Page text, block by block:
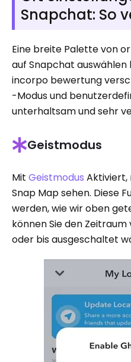
Snapchat: So
Eine breite Palette von
auf Snapchat auswählen
incorpo bewertung
-Modus und
unterhaltsam und sehr
Geistmodus
Mit Geistmodus Aktiviert,
Snap Map sehen. Diese
werden, wie wir oben
können Sie den Zeitraum
oder bis ausgeschaltet